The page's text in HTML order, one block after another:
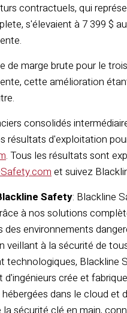
contractuels, qui
s'élevaient à 7 399 $
de marge brute pour le
cette amélioration
consolidés
résultats d'exploitation
. Tous les résultats sont
et suivez
Safety: Blackline
à nos solutions
des environnements
veillant à la sécurité de
technologiques, Blackline
crée et
dans le cloud et